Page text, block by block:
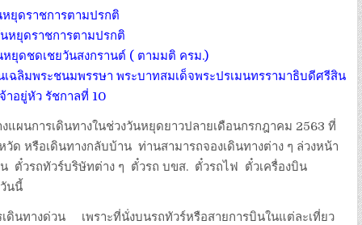
หยุดราชการตามปรกติ
หยุดราชการตามปรกติ
หยุดชดเชยวันสงกรานต์ ( ตามมติ ครม.)
เฉลิมพระชนมพรรษา พระบาทสมเด็จพระปรเมนทรรามาธิบดีศรีสิน
าอยู่หัว รัชกาลที่ 10
แผนการเดินทางในช่วงวันหยุดยาวปลายเดือนกรกฎาคม 2563 ที่
วัด หรือเดินทางกลับบ้าน ท่านสามารถจองเดินทางต่าง ๆ ล่วงหน้า
น ตั๋วรถทัวร์บริษัทต่าง ๆ ตั๋วรถ บขส. ตั๋วรถไฟ ตั๋วเครื่องบิน
นนี้
ดินทางด่วน เพราะที่นั่งบนรถทัวร์หรือสายการบินในแต่ละเที่ยว